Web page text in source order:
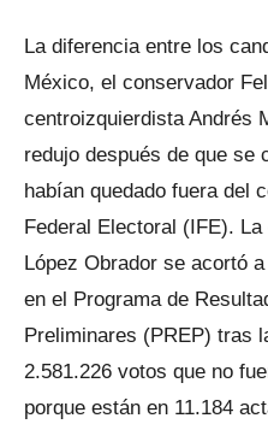
La diferencia entre los
México, el conservador
centroizquierdista Andrés
redujo después de que se
habían quedado fuera del
Federal Electoral (IFE).
López Obrador se acortó
en el Programa de
Preliminares (PREP) tras
2.581.226 votos que no
porque están en 11.184